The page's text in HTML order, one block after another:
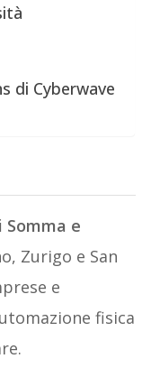
di Cyberwave
Somma e
Zurigo e San
e
fisica